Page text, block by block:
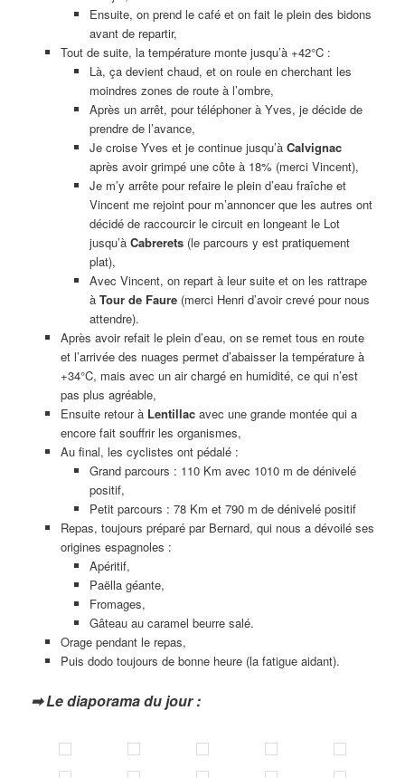
Ensuite, on prend le café et on fait le plein des bidons
avant de repartir,
Tout de suite, la température monte jusqu’à +42°C :
Là, ça devient chaud, et on roule en cherchant les
moindres zones de route à l’ombre,
Après un arrêt, pour téléphoner à Yves, je décide de
prendre de l’avance,
Je croise Yves et je continue jusqu’àCalvignac
après avoir grimpé une côte à 18% (merci Vincent),
Je m’y arrête pour refaire le plein d’eau fraîche et
Vincent me rejoint pour m’annoncer que les autres ont
décidé de raccourcir le circuit en longeant le Lot
jusqu’àCabrerets (le parcours y est pratiquement
plat),
Avec Vincent, on repart à leur suite et on les rattrape
àTour de Faure (merci Henri d’avoir crevé pour nous
attendre).
Après avoir refait le plein d’eau, on se remet tous en route
et l’arrivée des nuages permet d’abaisser la température à
+34°C, mais avec un air chargé en humidité, ce qui n’est
pas plus agréable,
Ensuite retour à Lentillacavec une grande montée qui a
encore fait souffrir les organismes,
Au final, les cyclistes ont pédalé :
Grand parcours : 110 Km avec 1010 m de dénivelé
positif,
Petit parcours : 78 Km et 790 m de dénivelé positif
Repas, toujours préparé par Bernard, qui nous a dévoilé ses
origines espagnoles :
Apéritif,
Paëlla géante,
Fromages,
Gâteau au caramel beurre salé.
Orage pendant le repas,
Puis dodo toujours de bonne heure (la fatigue aidant).
➡ Le diaporama du jour :